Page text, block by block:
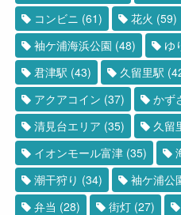
コンビニ (61) 花火 (59)
袖ケ浦海浜公園 (48) ゆ
君津駅 (43) 久留里駅
アクアコイン (37) かず
清見台エリア (35) 久留
イオンモール富津 (35)
潮干狩り (34) 袖ケ浦公
弁当 (28) 街灯 (27)